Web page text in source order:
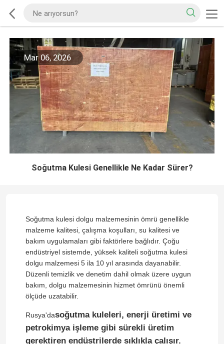
Mar 06, 2026
Soğutma Kulesi Genellikle Ne Kadar Sürer?
Soğutma kulesi dolgu malzemesinin ömrü genellikle
malzeme kalitesi, çalışma koşulları, su kalitesi ve
bakım uygulamaları gibi faktörlere bağlıdır. Çoğu
endüstriyel sistemde, yüksek kaliteli soğutma kulesi
dolgu malzemesi 5 ila 10 yıl arasında dayanabilir.
Düzenli temizlik ve denetim dahil olmak üzere uygun
bakım, dolgu malzemesinin hizmet ömrünü önemli
ölçüde uzatabilir.
Rusya'dasoğutma kuleleri, enerji üretimi ve
petrokimya işleme gibi sürekli üretim
gerektiren endüstrilerde sıklıkla çalışır.